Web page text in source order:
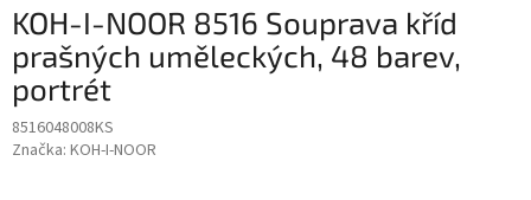
KOH-I-NOOR 8516 Souprava kříd
prašných uměleckých, 48 barev,
portrét
8516048008KS
Značka: KOH-I-NOOR